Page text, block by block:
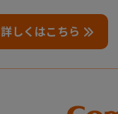
詳しくはこちら